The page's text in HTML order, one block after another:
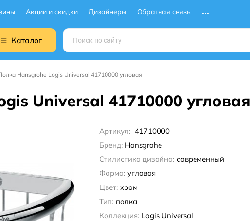
Акции и скидки Дизайнеры Обратная связь
Каталог
Hansgrohe Logis Universal 41710000 угловая
Universal 41710000 угловая
Артикул: 41710000
Бренд: Hansgrohe
Стилистика дизайна: современный
Форма: угловая
Цвет: хром
Тип: полка
Коллекция: Logis Universal